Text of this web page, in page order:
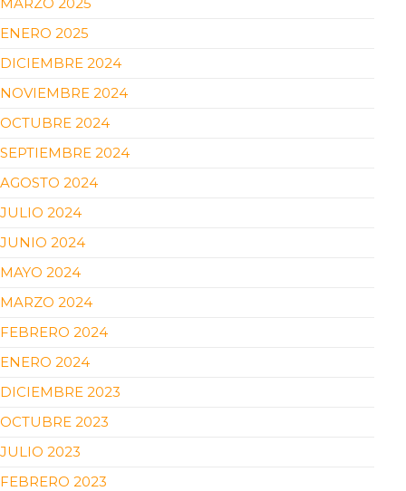
ENERO 2025
DICIEMBRE 2024
NOVIEMBRE 2024
OCTUBRE 2024
SEPTIEMBRE 2024
AGOSTO 2024
JULIO 2024
JUNIO 2024
MAYO 2024
MARZO 2024
FEBRERO 2024
ENERO 2024
DICIEMBRE 2023
OCTUBRE 2023
JULIO 2023
FEBRERO 2023